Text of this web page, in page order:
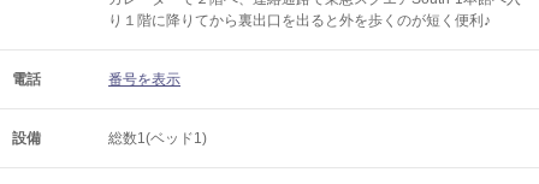
り１階に降りてから裏出口を出ると外を歩くのが短く便利♪
電話 番号を表示
設備 総数1(ベッド1)